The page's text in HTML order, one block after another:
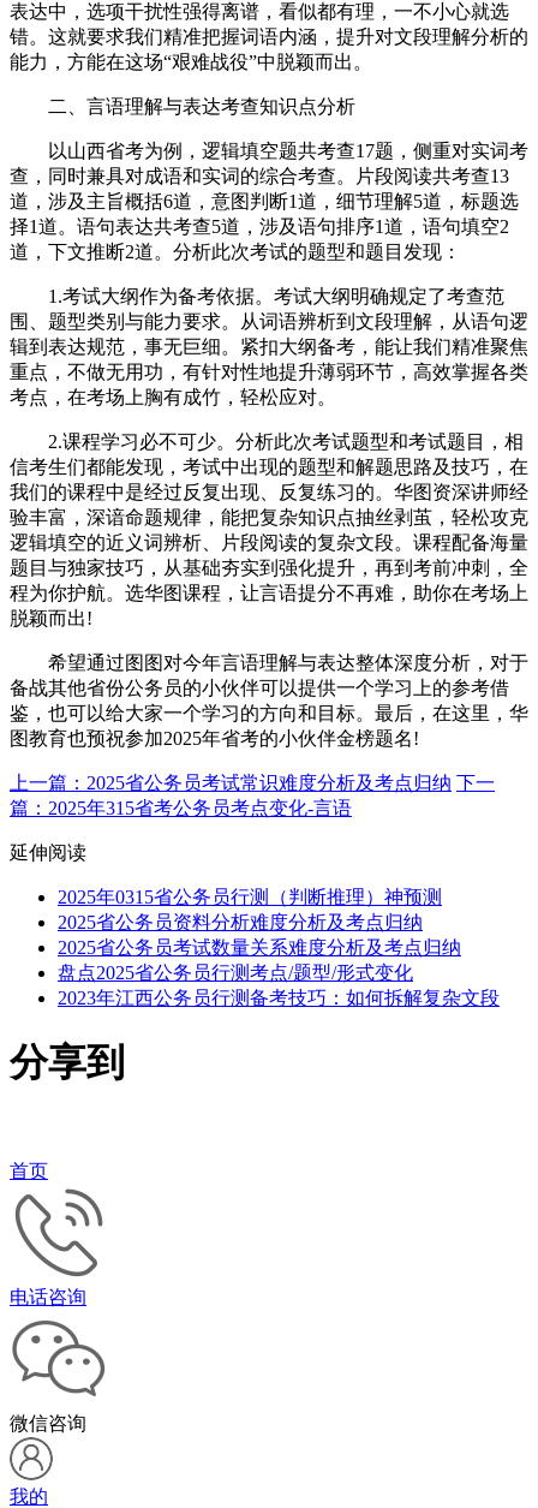
表达中，选项干扰性强得离谱，看似都有理，一不小心就选
错。这就要求我们精准把握词语内涵，提升对文段理解分析的
能力，方能在这场“艰难战役”中脱颖而出。
二、言语理解与表达考查知识点分析
以山西省考为例，逻辑填空题共考查17题，侧重对实词考
查，同时兼具对成语和实词的综合考查。片段阅读共考查13
道，涉及主旨概括6道，意图判断1道，细节理解5道，标题选
择1道。语句表达共考查5道，涉及语句排序1道，语句填空2
道，下文推断2道。分析此次考试的题型和题目发现：
1.考试大纲作为备考依据。考试大纲明确规定了考查范
围、题型类别与能力要求。从词语辨析到文段理解，从语句逻
辑到表达规范，事无巨细。紧扣大纲备考，能让我们精准聚焦
重点，不做无用功，有针对性地提升薄弱环节，高效掌握各类
考点，在考场上胸有成竹，轻松应对。
2.课程学习必不可少。分析此次考试题型和考试题目，相
信考生们都能发现，考试中出现的题型和解题思路及技巧，在
我们的课程中是经过反复出现、反复练习的。华图资深讲师经
验丰富，深谙命题规律，能把复杂知识点抽丝剥茧，轻松攻克
逻辑填空的近义词辨析、片段阅读的复杂文段。课程配备海量
题目与独家技巧，从基础夯实到强化提升，再到考前冲刺，全
程为你护航。选华图课程，让言语提分不再难，助你在考场上
脱颖而出!
希望通过图图对今年言语理解与表达整体深度分析，对于
备战其他省份公务员的小伙伴可以提供一个学习上的参考借
鉴，也可以给大家一个学习的方向和目标。最后，在这里，华
图教育也预祝参加2025年省考的小伙伴金榜题名!
上一篇：2025省公务员考试常识难度分析及考点归纳 下一
篇：2025年315省考公务员考点变化-言语
延伸阅读
2025年0315省公务员行测（判断推理）神预测
2025省公务员资料分析难度分析及考点归纳
2025省公务员考试数量关系难度分析及考点归纳
盘点2025省公务员行测考点/题型/形式变化
2023年江西公务员行测备考技巧：如何拆解复杂文段
分享到
首页
电话咨询
微信咨询
我的